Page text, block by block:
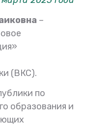
–
(ВКС).
по
образования и